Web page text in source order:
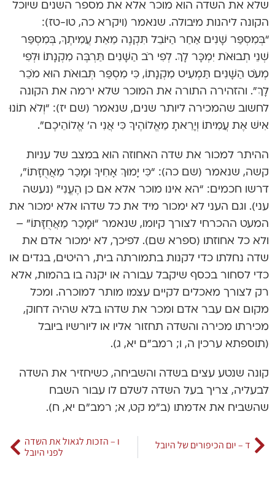
שלא את השדה הוא מוכר אלא את מספר השנים שיוכל
הקונה ליהנות מיבולה. שנאמר (ויקרא כה, טו-טז):
“בְּמִסְפַּר שָׁנִים אַחַר הַיּוֹבֵל תִּקְנֶה מֵאֵת עֲמִיתֶךָ, בְּמִסְפַּר
שְׁנֵי תְבוּאֹת יִמְכָּר לָךְ. לְפִי רֹב הַשָּׁנִים תַּרְבֶּה מִקְנָתוֹ וּלְפִי
מְעֹט הַשָּׁנִים תַּמְעִיט מִקְנָתוֹ, כִּי מִסְפַּר תְּבוּאֹת הוּא מֹכֵר
לָךְ”. והזהירה התורה את המוכר שלא ירמה את הקונה
לחשוב שהמכירה ליותר שנים, שנאמר (שם יז): “וְלֹא תוֹנוּ
אִישׁ אֶת עֲמִיתוֹ וְיָרֵאתָ מֵאֱלוֹהֶיךָ כִּי אֲנִי ה’ אֱלוֹהֵיכֶם”.
ההיתר למכור את שדה האחוזה הוא במצב של עניות
קשה, שנאמר (שם כה): “כִּי יָמוּךְ אָחִיךָ וּמָכַר מֵאֲחֻזָּתוֹ”,
דרשו חכמים: “הא אינו מוכר אלא אם כן הֶעֱנִי” (נעשה
עני). וגם העני לא ימכור מיד את כל שדהו אלא ימכור את
המעט ההכרחי לצורך קיומו, שנאמר “וּמָכַר מֵאֲחֻזָּתוֹ” –
ולא כל אחוזתו (ספרא שם). לפיכך, לא ימכור אדם את
שדה נחלתו כדי לקנות בתמורתה בית, רהיטים, בגדים או
כדי לסחור בכסף שיקבל עבורה או יקנה בו בהמות, אלא
רק לצורך מאכלים לקיים עצמו מותר למוכרה. ומכל
מקום אם עבר אדם ומכר את שדהו בלא שהיה דחוק,
מכירתו מכירה והשדה תחזור אליו או ליורשיו ביובל
(תוספתא ערכין ה, ו; רמב”ם יא, ג).
קונה שנטע עצים בשדה והשביחה, כשיחזיר את השדה
לבעליה, צריך בעל השדה לשלם לו עבור השבח
שהשביח את אדמתו (ב”מ קט, א; רמב”ם יא, ח).
ד – יום הכיפורים של היובל
ו – הזכות לגאול את השדה
לפני היובל